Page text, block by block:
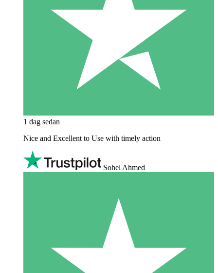
1 dag sedan
Nice and Excellent to Use with timely action
Sohel Ahmed